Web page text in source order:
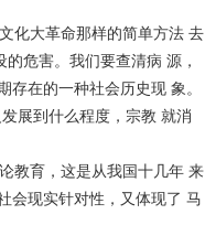
化大革命那样的简单方法 去
危害。我们要查清病 源，
在的一种社会历史现 象。
展到什么程度，宗教 就消
教育，这是从我国十几年 来
会现实针对性，又体现了 马